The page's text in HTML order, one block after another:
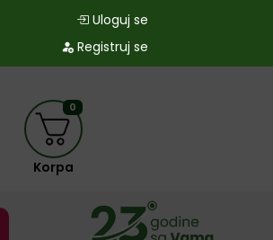
Uloguj se
Registruj se
0
Korpa